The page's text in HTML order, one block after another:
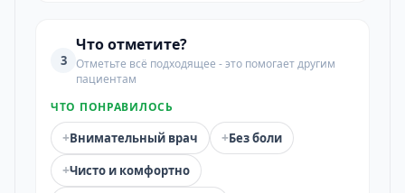
3
Что отметите?
Отметьте всё подходящее - это помогает другим
пациентам
ЧТО ПОНРАВИЛОСЬ
+Внимательный врач +Без боли
+Чисто и комфортно